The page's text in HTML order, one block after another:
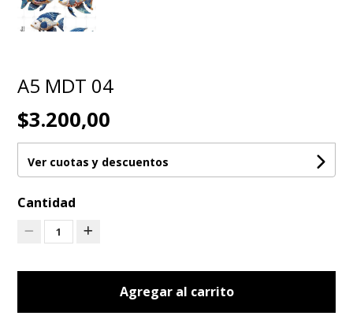
A5 MDT 04
$3.200,00
Ver cuotas y descuentos
Cantidad
1
Agregar al carrito